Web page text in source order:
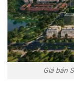
Giá bán